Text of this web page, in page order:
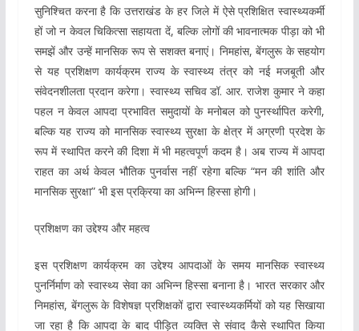
सुनिश्चित करना है कि उत्तराखंड के हर जिले में ऐसे प्रशिक्षित स्वास्थ्यकर्मी
हों जो न केवल चिकित्सा सहायता दें, बल्कि लोगों की भावनात्मक पीड़ा को भी
समझें और उन्हें मानसिक रूप से सशक्त बनाएं। निमहांस, बेंगलुरू के सहयोग
से यह प्रशिक्षण कार्यक्रम राज्य के स्वास्थ्य तंत्र को नई मजबूती और
संवेदनशीलता प्रदान करेगा। स्वास्थ्य सचिव डॉ. आर. राजेश कुमार ने कहा
पहल न केवल आपदा प्रभावित समुदायों के मनोबल को पुनर्स्थापित करेगी,
बल्कि यह राज्य को मानसिक स्वास्थ्य सुरक्षा के क्षेत्र में अग्रणी प्रदेश के
रूप में स्थापित करने की दिशा में भी महत्वपूर्ण कदम है। अब राज्य में आपदा
राहत का अर्थ केवल भौतिक पुनर्वास नहीं रहेगा बल्कि “मन की शांति और
मानसिक सुरक्षा” भी इस प्रक्रिया का अभिन्न हिस्सा होगी।
प्रशिक्षण का उद्देश्य और महत्व
इस प्रशिक्षण कार्यक्रम का उद्देश्य आपदाओं के समय मानसिक स्वास्थ्य
पुनर्निर्माण को स्वास्थ्य सेवा का अभिन्न हिस्सा बनाना है। भारत सरकार और
निमहांस, बेंगलुरू के विशेषज्ञ प्रशिक्षकों द्वारा स्वास्थ्यकर्मियों को यह सिखाया
जा रहा है कि आपदा के बाद पीड़ित व्यक्ति से संवाद कैसे स्थापित किया